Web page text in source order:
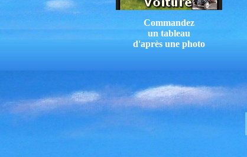
Commandez
un tableau
d'après une photo